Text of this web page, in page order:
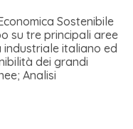
Sostenibile
su tre principali aree
industriale italiano ed
dei grandi
Analisi